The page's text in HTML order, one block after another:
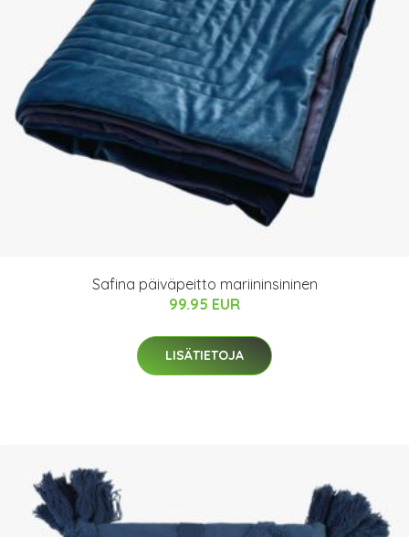
Safina päiväpeitto mariininsininen
99.95 EUR
LISÄTIETOJA